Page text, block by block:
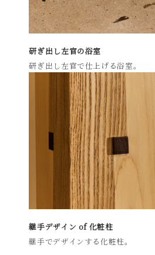
研ぎ出し左官の浴室
研ぎ出し左官で仕上げる浴室。
継手デザイン of 化粧柱
継手でデザインする化粧柱。